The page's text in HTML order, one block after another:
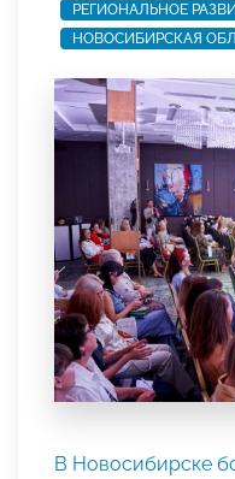
РЕГИОНАЛЬНОЕ
НОВОСИБИРСКАЯ
В Новосибирске